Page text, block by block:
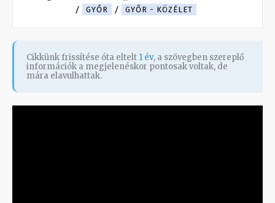
GYŐR
GYŐR - KÖZÉLET
Cikkünk frissítése óta eltelt 1 év, a szövegben szereplő
információk a megjelenéskor pontosak voltak, de
mára elavulhattak.